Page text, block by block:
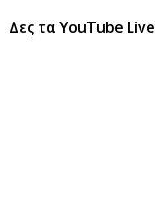
Δες τα YouTube Live